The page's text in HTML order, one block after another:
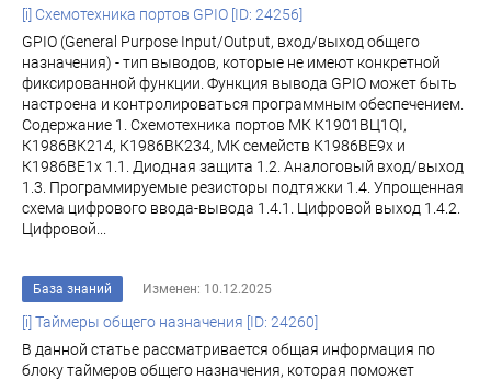
[i] Схемотехника портов GPIO [ID: 24256]
GPIO (General Purpose Input/Output, вход/выход общего
назначения) - тип выводов, которые не имеют конкретной
фиксированной функции. Функция вывода GPIO может быть
настроена и контролироваться программным обеспечением.
Содержание 1. Схемотехника портов МК К1901ВЦ1QI,
К1986ВК214, К1986ВК234, МК семейств К1986ВЕ9x и
К1986ВЕ1x 1.1. Диодная защита 1.2. Аналоговый вход/выход
1.3. Программируемые резисторы подтяжки 1.4. Упрощенная
схема цифрового ввода-вывода 1.4.1. Цифровой выход 1.4.2.
Цифровой...
База знаний Изменен: 10.12.2025
[i] Таймеры общего назначения [ID: 24260]
В данной статье рассматривается общая информация по
блоку таймеров общего назначения, которая поможет